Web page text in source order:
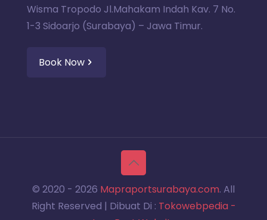
Wisma Tropodo Jl.Mahakam Indah Kav. 7 No.
1-3 Sidoarjo (Surabaya) – Jawa Timur.
Book Now
© 2020 - 2026 Mapraportsurabaya.com. All
Right Reserved | Dibuat Di : Tokowebpedia -